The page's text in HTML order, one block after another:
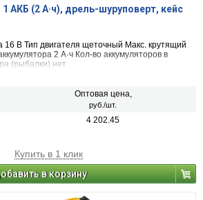
1 АКБ (2 А·ч), дрель-шуруповерт, кейс
16 B Тип двигателя щеточный Макс. крутящий
2 А·ч Кол-во аккумуляторов в
(рыбалки) нет
Оптовая цена,
руб./шт.
4 202.45
Купить в 1 клик
в корзину